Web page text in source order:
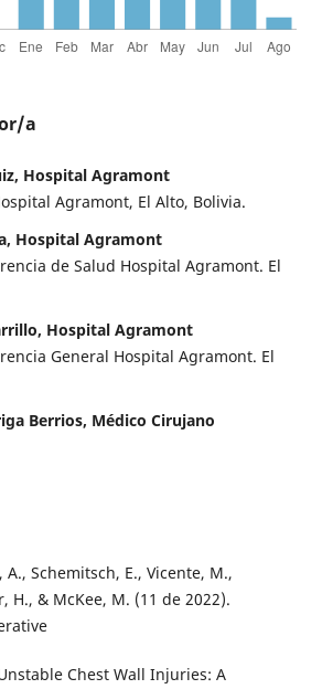
a
Hospital Agramont
Agramont, El Alto, Bolivia.
Hospital Agramont
de Salud Hospital Agramont. El
Hospital Agramont
General Hospital Agramont. El
Berrios, Médico Cirujano
Schemitsch, E., Vicente, M.,
H., & McKee, M. (11 de 2022).
Chest Wall Injuries: A